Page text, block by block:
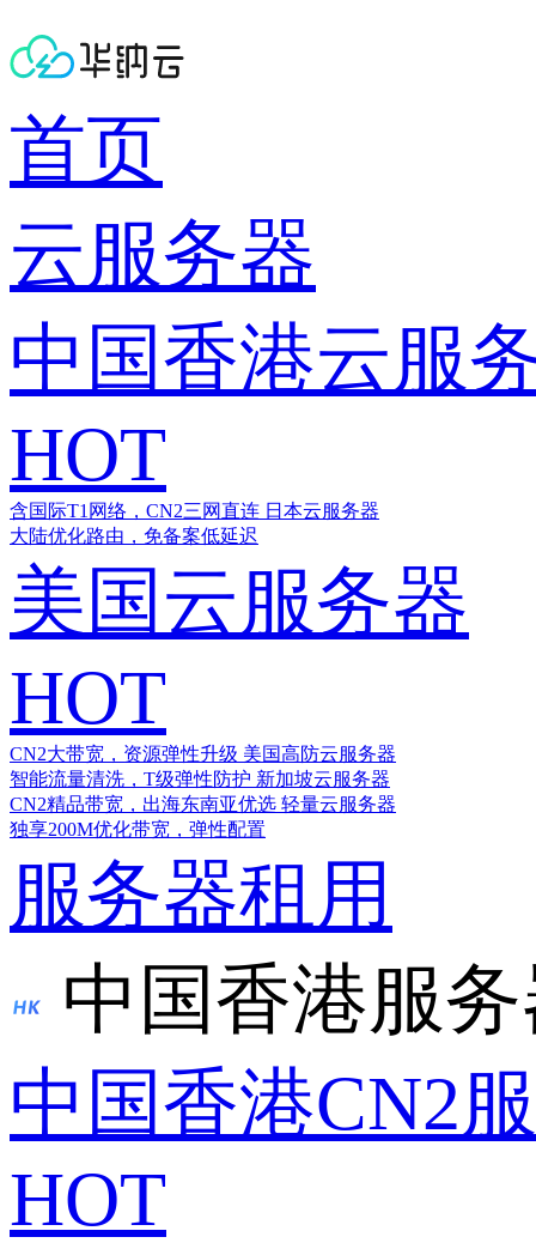
首页
云服务器
中国香港云服
HOT
含国际T1网络，CN2三网直连 日本云服务器
大陆优化路由，免备案低延迟
美国云服务器
HOT
CN2大带宽，资源弹性升级 美国高防云服务器
智能流量清洗，T级弹性防护 新加坡云服务器
CN2精品带宽，出海东南亚优选 轻量云服务器
独享200M优化带宽，弹性配置
服务器租用
中国香港服
中国香港CN2
HOT